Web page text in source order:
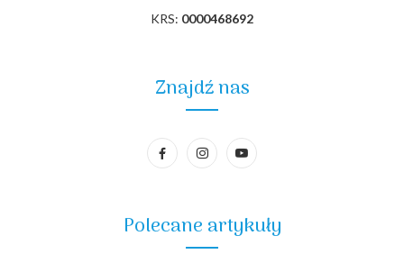
KRS: 0000468692
Znajdź nas
Polecane artykuły